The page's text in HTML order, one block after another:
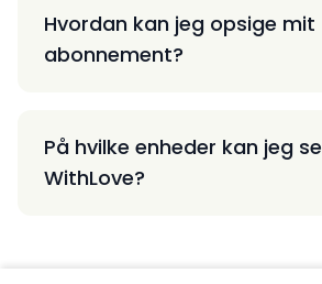
Hvordan kan jeg opsige mit
abonnement?
På hvilke enheder kan jeg se
WithLove?